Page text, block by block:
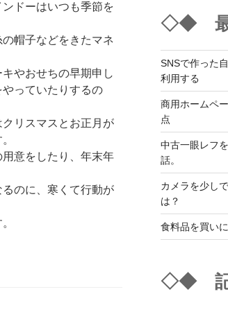
ドーはいつも季節を
帽子などをきたマネ
やおせちの早期申し
っていたりするの
リスマスとお正月が
意をしたり、年末年
のに、寒くて行動が
◇◆ 最
SNSで作った
利用する
商用ホームペ
点
中古一眼レフ
話。
カメラを少し
は？
食料品を買い
◇◆ 記